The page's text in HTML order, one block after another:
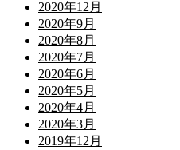
2020年12月
2020年9月
2020年8月
2020年7月
2020年6月
2020年5月
2020年4月
2020年3月
2019年12月